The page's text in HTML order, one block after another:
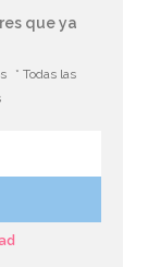
que ya
* Todas las